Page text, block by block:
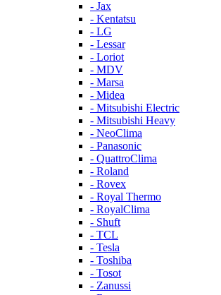
- Jax
- Kentatsu
- LG
- Lessar
- Loriot
- MDV
- Marsa
- Midea
- Mitsubishi Electric
- Mitsubishi Heavy
- NeoClima
- Panasonic
- QuattroClima
- Roland
- Rovex
- Royal Thermo
- RoyalClima
- Shuft
- TCL
- Tesla
- Toshiba
- Tosot
- Zanussi